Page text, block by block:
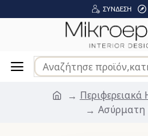
ΣΎΝΔΕΣΗ
Περιφερειακά
Ασύρματη